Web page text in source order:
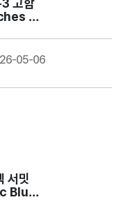
hi
05-06
Blue